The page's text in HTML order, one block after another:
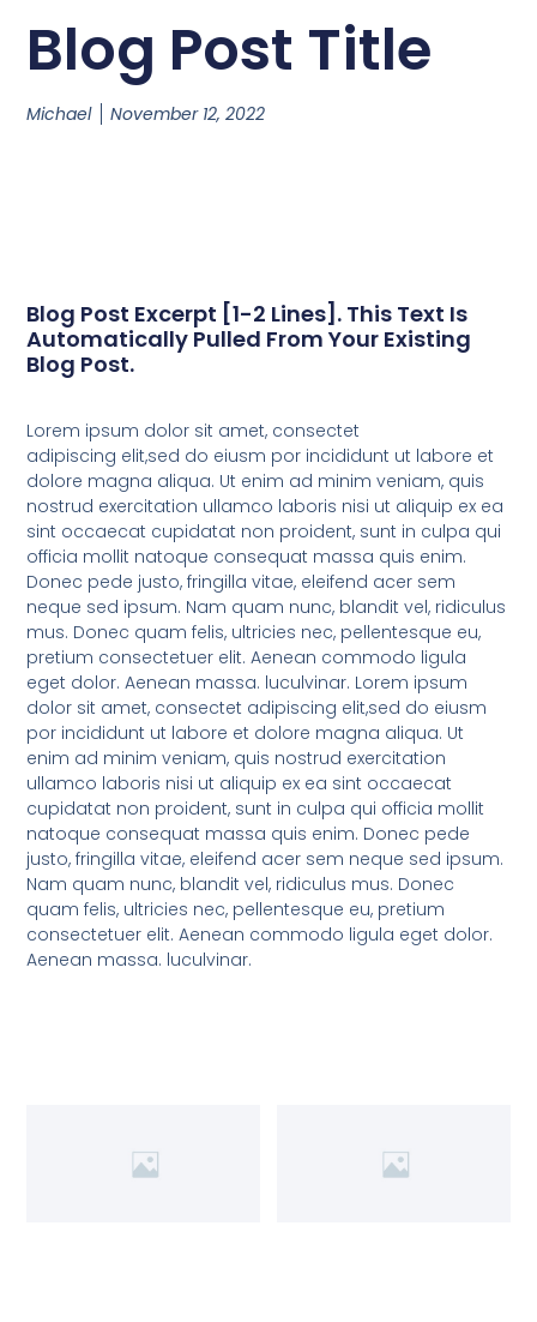
Blog Post Title
Michael November 12, 2022
Blog Post Excerpt [1-2 Lines]. This Text Is
Automatically Pulled From Your Existing
Blog Post.
Lorem ipsum dolor sit amet, consectet
adipiscing elit,sed do eiusm por incididunt ut labore et
dolore magna aliqua. Ut enim ad minim veniam, quis
nostrud exercitation ullamco laboris nisi ut aliquip ex ea
sint occaecat cupidatat non proident, sunt in culpa qui
officia mollit natoque consequat massa quis enim.
Donec pede justo, fringilla vitae, eleifend acer sem
neque sed ipsum. Nam quam nunc, blandit vel, ridiculus
mus. Donec quam felis, ultricies nec, pellentesque eu,
pretium consectetuer elit. Aenean commodo ligula
eget dolor. Aenean massa. luculvinar. Lorem ipsum
dolor sit amet, consectet adipiscing elit,sed do eiusm
por incididunt ut labore et dolore magna aliqua. Ut
enim ad minim veniam, quis nostrud exercitation
ullamco laboris nisi ut aliquip ex ea sint occaecat
cupidatat non proident, sunt in culpa qui officia mollit
natoque consequat massa quis enim. Donec pede
justo, fringilla vitae, eleifend acer sem neque sed ipsum.
Nam quam nunc, blandit vel, ridiculus mus. Donec
quam felis, ultricies nec, pellentesque eu, pretium
consectetuer elit. Aenean commodo ligula eget dolor.
Aenean massa. luculvinar.